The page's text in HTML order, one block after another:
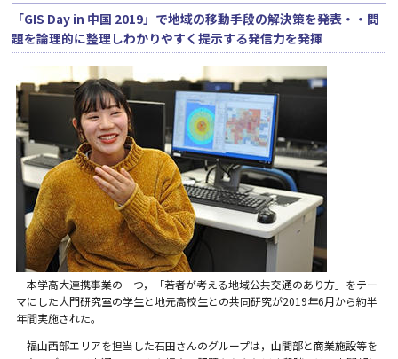
「GIS Day in 中国 2019」で地域の移動手段の解決策を発表・・問
題を論理的に整理しわかりやすく提示する発信力を発揮
本学高大連携事業の一つ，「若者が考える地域公共交通のあり方」をテー
マにした大門研究室の学生と地元高校生との共同研究が2019年6月から約半
年間実施された。
福山西部エリアを担当した石田さんのグループは，山間部と商業施設等を